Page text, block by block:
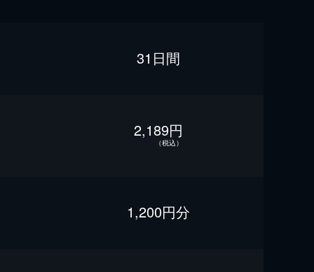
31日間
2,189円
（税込）
1,200円分